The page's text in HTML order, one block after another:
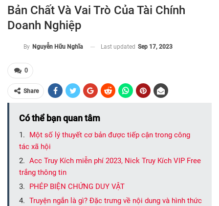
Bản Chất Và Vai Trò Của Tài Chính
Doanh Nghiệp
By Nguyễn Hữu Nghĩa Last updated Sep 17, 2023
0
Share
Có thể bạn quan tâm
Một số lý thuyết cơ bản được tiếp cận trong công
tác xã hội
Acc Truy Kích miễn phí 2023, Nick Truy Kích VIP Free
trắng thông tin
PHÉP BIỆN CHỨNG DUY VẬT
Truyện ngắn là gì? Đặc trưng về nội dung và hình thức